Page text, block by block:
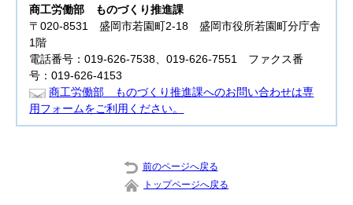
商工労働部
ものづくり推進課
〒020-8531 盛岡市若園町2-18 盛岡市役所若園町分庁舎
1階
電話番号：019-626-7538、019-626-7551 ファクス番
号：019-626-4153
商工労働部 ものづくり推進課へのお問い合わせは専
用フォームをご利用ください。
前のページへ戻る
トップページへ戻る